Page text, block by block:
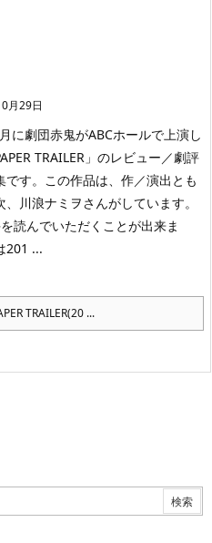
月29日
に劇団赤鬼がABCホールで上演し
TRAILER」のレビュー／劇評
です。この作品は、作／演出とも
、川浪ナミヲさんがしています。
読んでいただくことが出来ま
201 ...
TRAILER(20 ...